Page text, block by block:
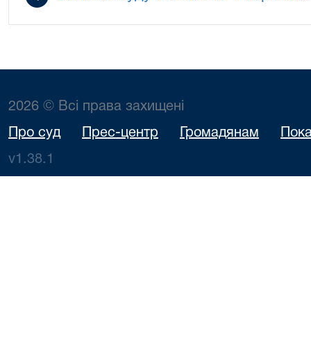
2026 © Всі права захищені
Про суд Прес-центр Громадянам
v1.38.1